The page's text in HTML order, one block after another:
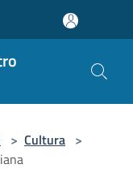
> Cultura >